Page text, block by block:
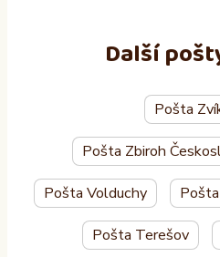
Další
Pošta
Pošta Zbiroh
Pošta Volduchy
Pošta Terešov